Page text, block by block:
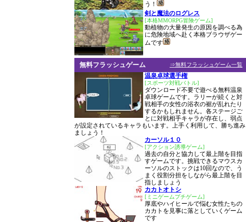
う！
剣と魔法のログレス
[本格MMORPG冒険ゲーム]
動植物の大量発生の原因を調べる為
に危険地域へ赴く本格ブラウザゲー
ムです
⇒無料フラッシュゲーム一覧
無料フラッシュゲーム
温泉卓球選手権
[スポーツ対戦バトル]
ダウンロード不要で遊べる無料温泉
卓球ゲームです。ラリーが続くと対
戦相手の女性の浴衣の裾が乱れたり
するかもしれません。各ステージご
とに対戦相手キャラが存在し、弱点
が設定されているキャラもいます。上手く利用して、勝ち進み
ましょう！
カーソル１０
[アクション誘導ゲーム]
過去の自分と協力して最上階を目指
すゲームです。挑戦できるマウスカ
ーソルのストックは10回なので、う
まく役割分担をしながら最上階を目
指しましょう
カカトオトシ
[ミニゲームプチゲーム]
厚底やハイヒールで悩む女性たちの
カカトを見事に落としていくゲーム
です